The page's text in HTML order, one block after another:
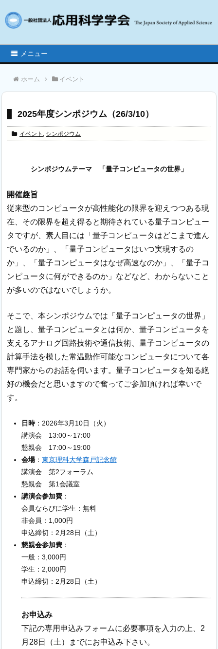
メニュー
ホーム イベント
2025年度シンポジウム（26/3/10）
イベント , シンポジウム
シンポジウムテーマ 「量子コンピュータの世界」
開催趣旨
従来型のコンピュータが高性能化の限界を迎えつつある現
在、その限界を超え得ると期待されている量子コンピュー
タですが、素人目には「量子コンピュータはどこまで進ん
でいるのか」、「量子コンピュータはいつ実現するの
か」、「量子コンピュータはなぜ高速なのか」、「量子コ
ンピュータに何ができるのか」などなど、わからないこと
が多いのではないでしょうか。
そこで、本シンポジウムでは「量子コンピュータの世界」
と題し、量子コンピュータとは何か、量子コンピュータを
支えるアナログ回路技術や通信技術、量子コンピュータの
計算手法を模した常温動作可能なコンピュータについて各
専門家からのお話を伺います。量子コンピュータを知る絶
好の機会だと思いますので奮ってご参加頂ければ幸いで
す。
日時：2026年3月10日（火）
講演会 13:00～17:00
懇親会 17:00～19:00
会場： 東京理科大学森戸記念館
講演会 第2フォーラム
懇親会 第1会議室
講演会参加費 ：
会員ならびに学生：無料
非会員：1,000円
申込締切：2月28日（土）
懇親会参加費 ：
一般：3,000円
学生：2,000円
申込締切：2月28日（土）
お申込み
下記の専用申込みフォームに必要事項を入力の上、2
月28日（土）までにお申込み下さい。